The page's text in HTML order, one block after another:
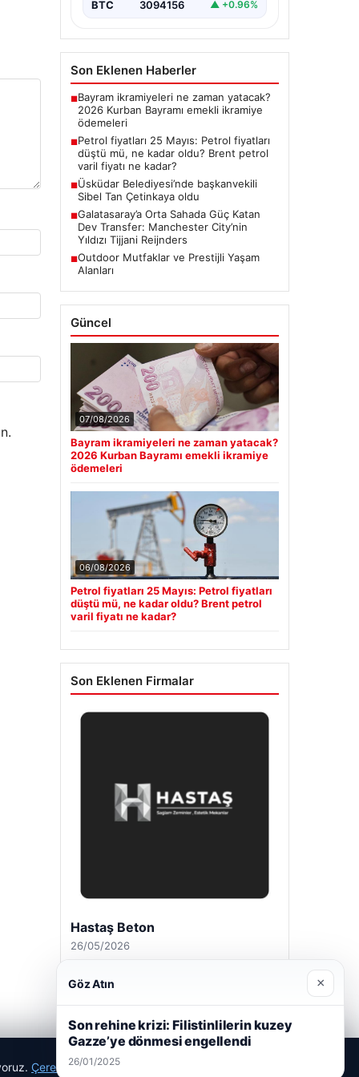
BTC 3094156 ▲ +0.96%
Son Eklenen Haberler
■Bayram ikramiyeleri ne zaman yatacak?
2026 Kurban Bayramı emekli ikramiye
ödemeleri
■Petrol fiyatları 25 Mayıs: Petrol fiyatları
düştü mü, ne kadar oldu? Brent petrol
varil fiyatı ne kadar?
■Üsküdar Belediyesi’nde başkanvekili
Sibel Tan Çetinkaya oldu
■Galatasaray’a Orta Sahada Güç Katan
Dev Transfer: Manchester City’nin
Yıldızı Tijjani Reijnders
■Outdoor Mutfaklar ve Prestijli Yaşam
Alanları
Güncel
07/08/2026
Bayram ikramiyeleri ne zaman yatacak?
2026 Kurban Bayramı emekli ikramiye
ödemeleri
06/08/2026
Petrol fiyatları 25 Mayıs: Petrol fiyatları
düştü mü, ne kadar oldu? Brent petrol
varil fiyatı ne kadar?
Son Eklenen Firmalar
Hastaş Beton
26/05/2026
Çerez Politikamız
Göz Atın ×
Son rehine krizi: Filistinlilerin kuzey
Gazze’ye dönmesi engellendi
26/01/2025